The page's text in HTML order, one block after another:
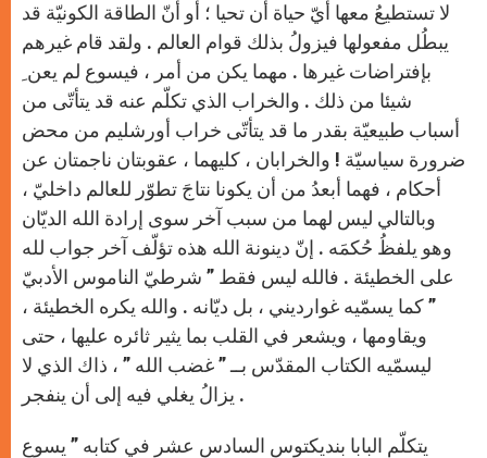
لا تستطيعُ معها أيّ حياة أن تحيا ؛ أو أنّ الطاقة الكونيّة قد
يبطُل مفعولها فيزولُ بذلك قوام العالم . ولقد قام غيرهم
بإفتراضات غيرها . مهما يكن من أمر ، فيسوع لم يعن ِ
شيئا من ذلك . والخراب الذي تكلّم عنه قد يتأتّى من
أسباب طبيعيّة بقدر ما قد يتأتّى خراب أورشليم من محض
ضرورة سياسيّة ! والخرابان ، كليهما ، عقوبتان ناجمتان عن
أحكام ، فهما أبعدُ من أن يكونا نتاجَ تطوّر للعالم داخليّ ،
وبالتالي ليس لهما من سبب آخر سوى إرادة الله الديّان
وهو يلفظُ حُكمَه . إنّ دينونة الله هذه تؤلّف آخر جواب لله
على الخطيئة . فالله ليس فقط ” شرطيّ الناموس الأدبيّ
” كما يسمّيه غوارديني ، بل ديّانه . والله يكره الخطيئة ،
ويقاومها ، ويشعر في القلب بما يثير ثائره عليها ، حتى
ليسمّيه الكتاب المقدّس بــ ” غضب الله ” ، ذاك الذي لا
يزالُ يغلي فيه إلى أن ينفجر .
يتكلّم البابا بنديكتوس السادس عشر في كتابه ” يسوع